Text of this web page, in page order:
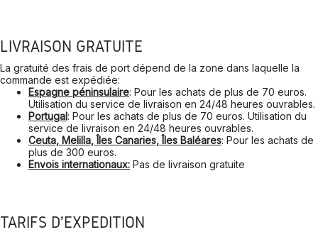
LIVRAISON GRATUITE
La gratuité des frais de port dépend de la zone dans laquelle la
commande est expédiée:
Espagne péninsulaire: Pour les achats de plus de 70 euros.
Utilisation du service de livraison en 24/48 heures ouvrables.
Portugal: Pour les achats de plus de 70 euros. Utilisation du
service de livraison en 24/48 heures ouvrables.
Ceuta, Melilla, Îles Canaries, Îles Baléares: Pour les achats de
plus de 300 euros.
Envois internationaux: Pas de livraison gratuite
TARIFS D'EXPÉDITION